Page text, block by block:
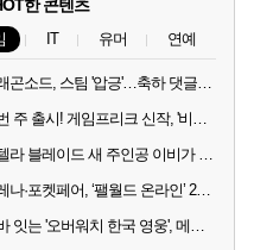
혈 먹튀 ㄷㄷ..
[65]
맛본 시점 민심 췤 [82]
왔습니다 [74]
2판 ‘몬헌 와일즈’, 30~40fps 목표 추
[1]
먼저 보내서 기습하는 법
오브 리인카네이션 정보/공략글 모음
한 콘텐츠
IT 유머 연예
드래곤소드, 스팀 '압긍'…축하 댓글 달고 게임 코드 받자!
이번 주 출시! 게임프리크 신작, '비스트 오브 리인카네이션'
스텔라 블레이드 새 주인공 이비가 부릅니다, 'Wanna be in LOVE' 뮤비 공개
가레나·포켓페어, ‘팰월드 온라인’ 2026년 출시 예고
디바 잇는 '오버워치 한국 영웅', 메카 파일럿 디몬 나온다